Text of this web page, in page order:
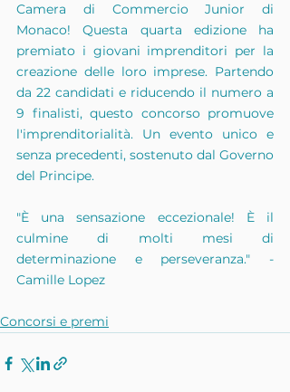
Camera di Commercio Junior di
Monaco! Questa quarta edizione ha
premiato i giovani imprenditori per la
creazione delle loro imprese. Partendo
da 22 candidati e riducendo il numero a
9 finalisti, questo concorso promuove
l'imprenditorialità. Un evento unico e
senza precedenti, sostenuto dal Governo
del Principe.
"È una sensazione eccezionale! È il
culmine di molti mesi di
determinazione e perseveranza." -
Camille Lopez
Concorsi e premi